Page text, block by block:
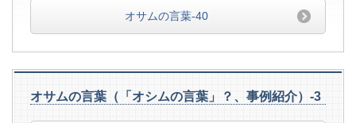
オサムの言葉-40
オサムの言葉（「オシムの言葉」？、事例紹介）-3